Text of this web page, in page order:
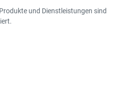
und Dienstleistungen sind